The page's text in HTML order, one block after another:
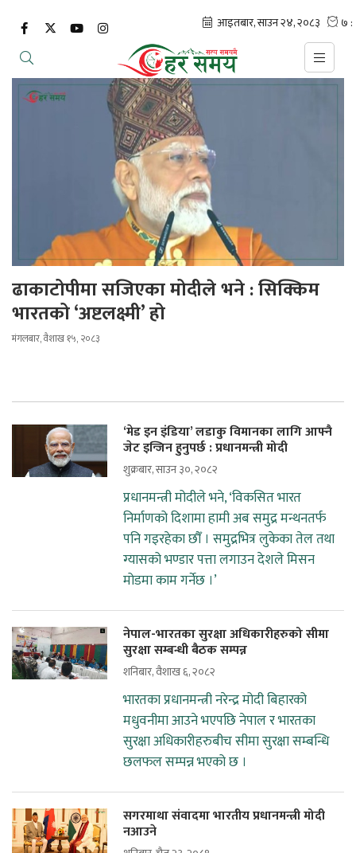
ढाकाटोपीमा सजिएका मोदीले भने : सिक्किम
भारतको ‘अष्टलक्ष्मी’ हो
मंगलबार, वैशाख १५, २०८३
‘मेड इन इंडिया’ लडाकु विमानका लागि आफ्नै
जेट इन्जिन हुनुपर्छ : प्रधानमन्त्री मोदी
शुक्रबार, साउन ३०, २०८२
प्रधानमन्त्री मोदीले भने, ‘विकसित भारत
निर्माणको दिशामा हामी अब समुद्र मन्थनतर्फ
पनि गइरहेका छौँ । समुद्रभित्र लुकेका तेल तथा
ग्यासको भण्डार पत्ता लगाउन देशले मिसन
मोडमा काम गर्नेछ ।’
नेपाल-भारतका सुरक्षा अधिकारीहरुको सीमा
सुरक्षा सम्बन्धी बैठक सम्पन्न
शनिबार, वैशाख ६, २०८२
भारतका प्रधानमन्त्री नरेन्द्र मोदी बिहारको
मधुवनीमा आउने भएपछि नेपाल र भारतका
सुरक्षा अधिकारीहरुबीच सीमा सुरक्षा सम्बन्धि
छलफल सम्पन्न भएको छ ।
सगरमाथा संवादमा भारतीय प्रधानमन्त्री मोदी
नआउने